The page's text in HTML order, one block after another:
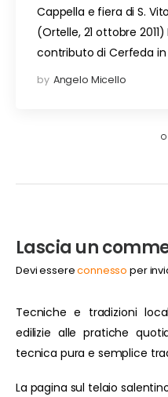
Cappella e fiera di S.
(Ortelle, 21 ottobre
contributo di Cerfeda
by Angelo Micello
Lascia un
Devi essereconnesso per
Tecniche e tradizioni
edilizie alle pratiche
tecnica pura e semplice
La pagina sul telaio